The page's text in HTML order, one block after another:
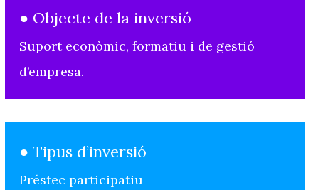
● Objecte de la inversió
Suport econòmic, formatiu i de gestió
d’empresa.
● Tipus d’inversió
Préstec participatiu